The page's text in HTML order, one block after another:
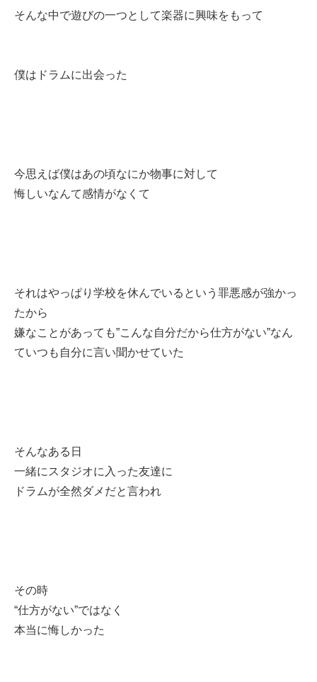
そんな中で遊びの一つとして楽器に興味をもって
僕はドラムに出会った
今思えば僕はあの頃なにか物事に対して
悔しいなんて感情がなくて
それはやっぱり学校を休んでいるという罪悪感が強かっ
たから
嫌なことがあっても”こんな自分だから仕方がない”なん
ていつも自分に言い聞かせていた
そんなある日
一緒にスタジオに入った友達に
ドラムが全然ダメだと言われ
その時
“仕方がない”ではなく
本当に悔しかった